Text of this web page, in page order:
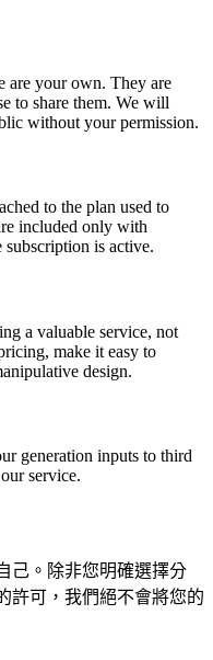
are your own. They are
to share them. We will
without your permission.
to the plan used to
included only with
is active.
a valuable service, not
make it easy to
design.
generation inputs to third
service.
己。除非您明確選擇分
許可，我們絕不會將您的